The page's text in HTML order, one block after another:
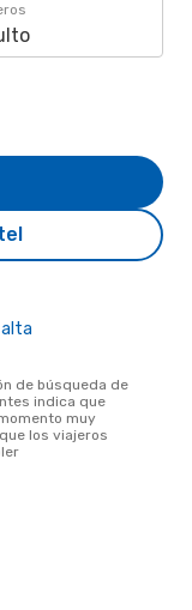
indica que
muy
los viajeros